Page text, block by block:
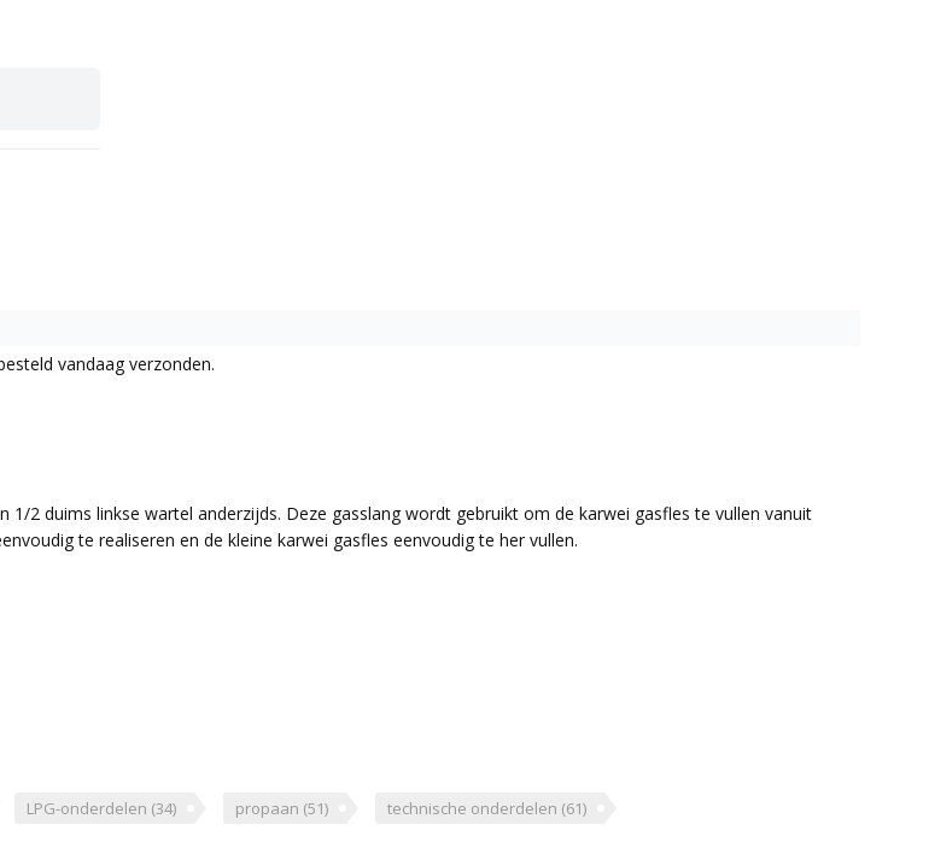
vandaag verzonden.
2 duims linkse wartel anderzijds. Deze gasslang wordt gebruikt om de karwei gasfles te vullen vanuit
te realiseren en de kleine karwei gasfles eenvoudig te her vullen.
LPG-onderdelen (34) propaan (51) technische onderdelen (61)